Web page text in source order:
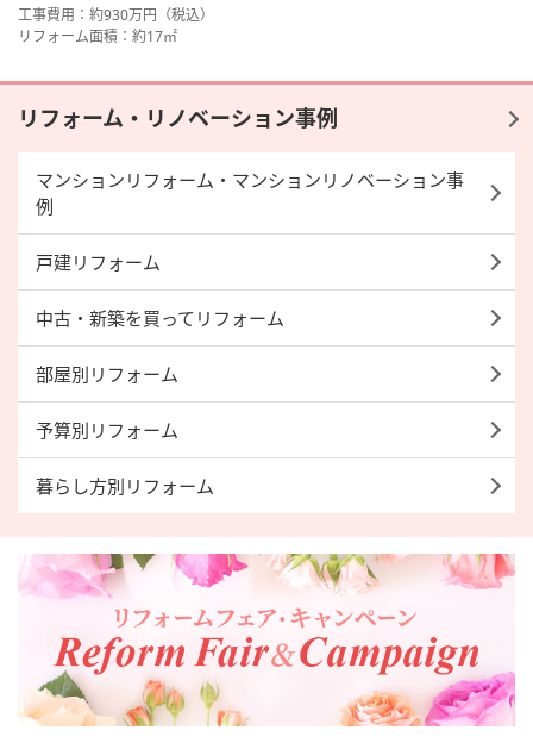
工事費用：約930万円（税込）
リフォーム面積：約17㎡
リフォーム・リノベーション事例
マンションリフォーム・マンションリノベーション事
例
戸建リフォーム
中古・新築を買ってリフォーム
部屋別リフォーム
予算別リフォーム
暮らし方別リフォーム